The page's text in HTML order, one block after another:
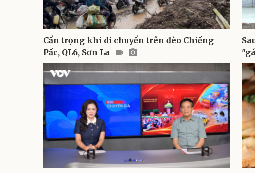
Cẩn trọng khi di chuyển trên đèo Chiềng
Pấc, QL6, Sơn La